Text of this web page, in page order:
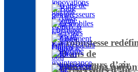
La robustesse
120 ans de
compresseurs d’air
5 innovations qui